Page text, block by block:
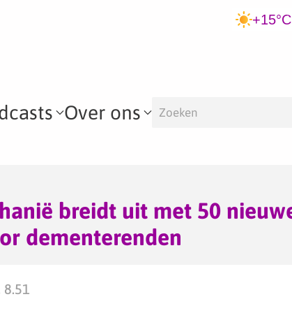
+15°C
Over ons
breidt uit met 50
dementerenden